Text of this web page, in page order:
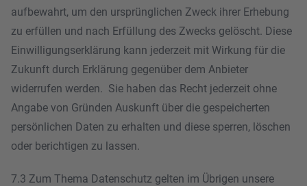
aufbewahrt, um den ursprünglichen Zweck ihrer Erhebung
zu erfüllen und nach Erfüllung des Zwecks gelöscht. Diese
Einwilligungserklärung kann jederzeit mit Wirkung für die
Zukunft durch Erklärung gegenüber dem Anbieter
widerrufen werden. Sie haben das Recht jederzeit ohne
Angabe von Gründen Auskunft über die gespeicherten
persönlichen Daten zu erhalten und diese sperren, löschen
oder berichtigen zu lassen.
7.3 Zum Thema Datenschutz gelten im Übrigen unsere